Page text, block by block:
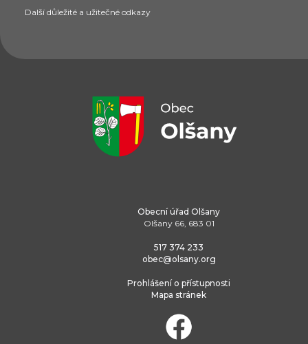
Další důležité a užitečné odkazy
Obecní úřad Olšany
Olšany 66, 683 01
517 374 233
obec@olsany.org
Prohlášení o přístupnosti
Mapa stránek